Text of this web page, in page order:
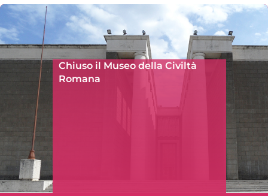
Chiuso il Museo della Civiltà
Romana